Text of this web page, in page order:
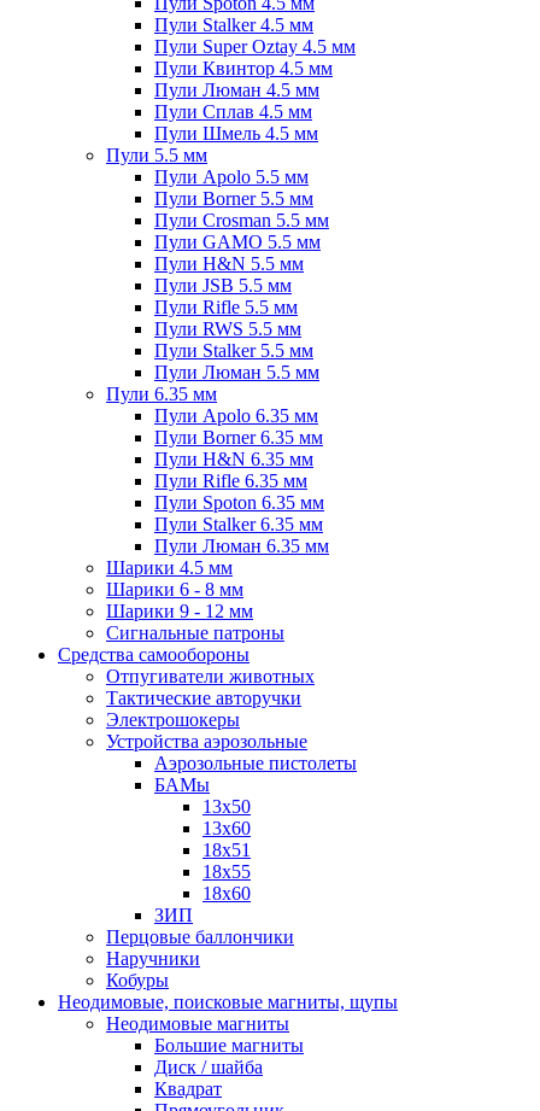
Пули Stalker 4.5 мм
Пули Super Oztay 4.5 мм
Пули Квинтор 4.5 мм
Пули Люман 4.5 мм
Пули Сплав 4.5 мм
Пули Шмель 4.5 мм
Пули 5.5 мм
Пули Apolo 5.5 мм
Пули Borner 5.5 мм
Пули Crosman 5.5 мм
Пули GAMO 5.5 мм
Пули H&N 5.5 мм
Пули JSB 5.5 мм
Пули Rifle 5.5 мм
Пули RWS 5.5 мм
Пули Stalker 5.5 мм
Пули Люман 5.5 мм
Пули 6.35 мм
Пули Apolo 6.35 мм
Пули Borner 6.35 мм
Пули H&N 6.35 мм
Пули Rifle 6.35 мм
Пули Spoton 6.35 мм
Пули Stalker 6.35 мм
Пули Люман 6.35 мм
Шарики 4.5 мм
Шарики 6 - 8 мм
Шарики 9 - 12 мм
Сигнальные патроны
Средства самообороны
Отпугиватели животных
Тактические авторучки
Электрошокеры
Устройства аэрозольные
Аэрозольные пистолеты
БАМы
13х50
13х60
18х51
18х55
18х60
ЗИП
Перцовые баллончики
Наручники
Кобуры
Неодимовые, поисковые магниты, щупы
Неодимовые магниты
Большие магниты
Диск / шайба
Квадрат